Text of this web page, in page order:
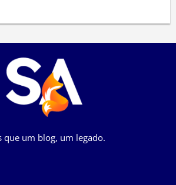
que um blog, um legado.